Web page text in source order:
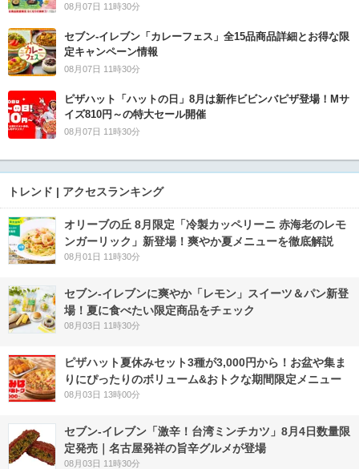
08月07日 11時30分
セブン‐イレブン「カレーフェス」全15品商品詳細とお得な限
定キャンペーン情報
08月07日 11時30分
ピザハット「ハットの日」8月は新作ビビンバピザ登場！Mサ
イズ810円～の特大セール開催
08月07日 11時30分
トレンド | アクセスランキング
オリーブの丘 8月限定「冷製カッペリーニ 赤海老のレモ
ンガーリック」新登場！爽やか夏メニューを徹底解説
08月01日 11時30分
セブン‐イレブンに爽やか「レモン」スイーツ＆パン新登
場！夏に食べたい限定商品をチェック
08月03日 11時30分
ピザハット夏休みセット3種が3,000円から！お盆や集ま
りにぴったりのボリューム&おトクな期間限定メニュー
08月03日 13時00分
セブン-イレブン「激辛！台湾ミンチカツ」8月4日数量限
定発売｜名古屋発祥の旨辛グルメが登場
08月03日 11時30分